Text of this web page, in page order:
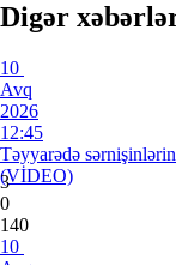
Digər
10
Avq
2026
12:45
Təyyarədə
(VİDEO)
3
0
140
10